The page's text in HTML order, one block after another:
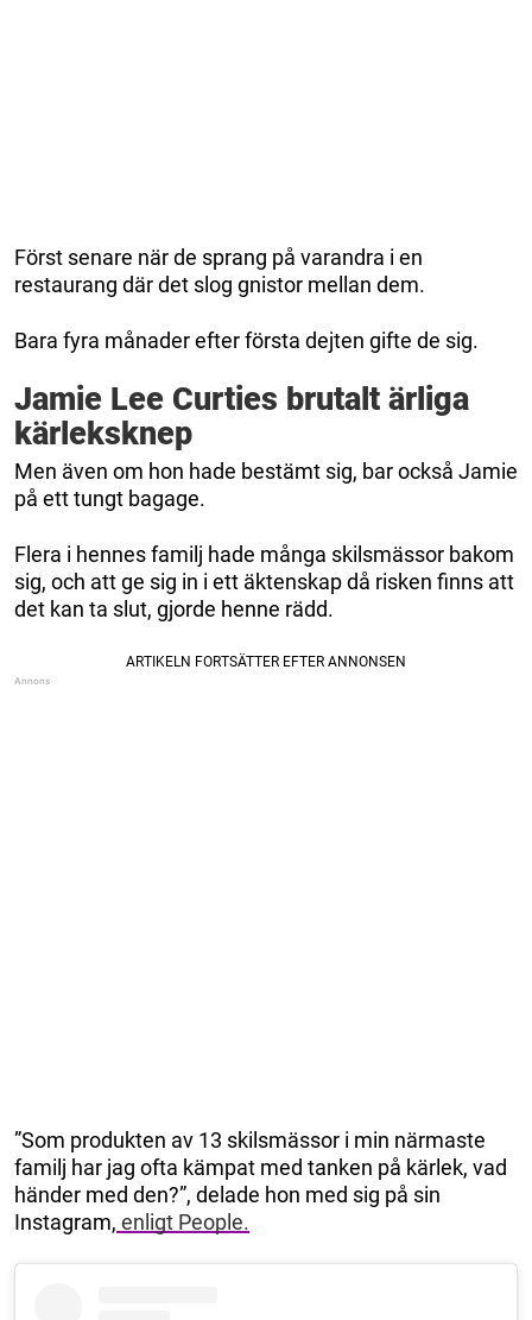
Först senare när de sprang på varandra i en
restaurang där det slog gnistor mellan dem.
Bara fyra månader efter första dejten gifte de sig.
Jamie Lee Curties brutalt ärliga
kärleksknep
Men även om hon hade bestämt sig, bar också Jamie
på ett tungt bagage.
Flera i hennes familj hade många skilsmässor bakom
sig, och att ge sig in i ett äktenskap då risken finns att
det kan ta slut, gjorde henne rädd.
”Som produkten av 13 skilsmässor i min närmaste
familj har jag ofta kämpat med tanken på kärlek, vad
händer med den?”, delade hon med sig på sin
Instagram, enligt People.